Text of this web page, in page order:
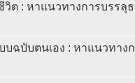
ต : หาแนวทางการบรรลุ
ฉบับตนเอง : หาแนวทาง